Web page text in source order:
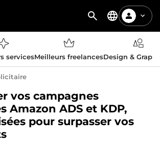
servicesMeilleurs freelancesDesign &
vos campagnes
Amazon ADS et KDP,
pour surpasser vos